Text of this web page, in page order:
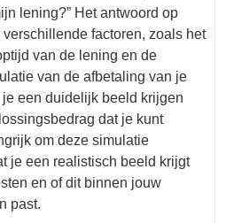
lening?” Het antwoord op
factoren, zoals het
van de lening en de
van de afbetaling van je
je een duidelijk beeld krijgen
dat je kunt
om deze simulatie
je een realistisch beeld krijgt
en of dit binnen jouw
past.